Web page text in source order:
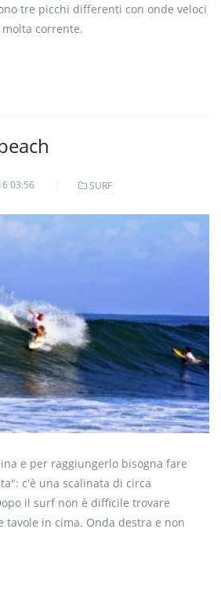
tre picchi differenti con onde veloci
corrente.
03:56 SURF
e per raggiungerlo bisogna fare
c'è una scalinata di circa
il surf non è difficile trovare
tavole in cima. Onda destra e non